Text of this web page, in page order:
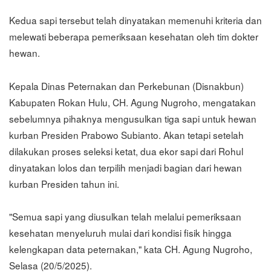
Kedua sapi tersebut telah dinyatakan memenuhi kriteria dan
melewati beberapa pemeriksaan kesehatan oleh tim dokter
hewan.
Kepala Dinas Peternakan dan Perkebunan (Disnakbun)
Kabupaten Rokan Hulu, CH. Agung Nugroho, mengatakan
sebelumnya pihaknya mengusulkan tiga sapi untuk hewan
kurban Presiden Prabowo Subianto. Akan tetapi setelah
dilakukan proses seleksi ketat, dua ekor sapi dari Rohul
dinyatakan lolos dan terpilih menjadi bagian dari hewan
kurban Presiden tahun ini.
"Semua sapi yang diusulkan telah melalui pemeriksaan
kesehatan menyeluruh mulai dari kondisi fisik hingga
kelengkapan data peternakan," kata CH. Agung Nugroho,
Selasa (20/5/2025).